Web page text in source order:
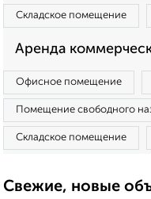
Складское помещение
Аренда
Офисное помещение
Помещение свободного
Складское помещение
Свежие, новые